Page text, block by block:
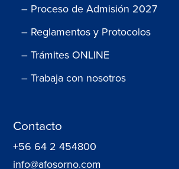
– Proceso de Admisión 2027
– Reglamentos y Protocolos
– Trámites ONLINE
– Trabaja con nosotros
Contacto
+56 64 2 454800
info@afosorno.com